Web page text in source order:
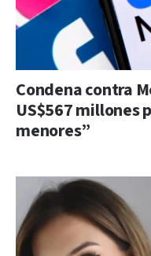
Condena contra
US$567 millones
menores”